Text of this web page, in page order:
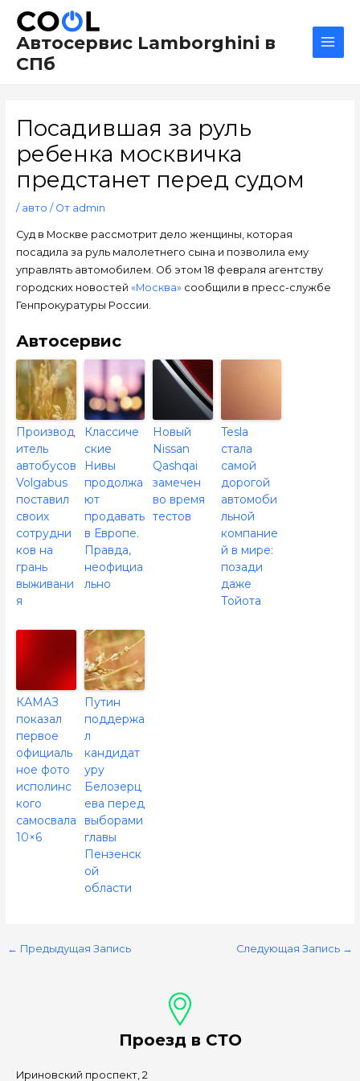
содержимому
Автосервис Lamborghini в
СПб
Посадившая за руль
ребенка москвичка
предстанет перед судом
/ авто / От admin
Суд в Москве рассмотрит дело женщины, которая
посадила за руль малолетнего сына и позволила ему
управлять автомобилем. Об этом 18 февраля агентству
городских новостей «Москва»сообщили в пресс-службе
Генпрокуратуры России.
Автосервис
Производ
итель
автобусов
Volgabus
поставил
своих
сотрудни
ков на
грань
выживани
я
Классиче
ские
Нивы
продолжа
ют
продавать
в Европе.
Правда,
неофициа
льно
Новый
Nissan
Qashqai
замечен
во время
тестов
Tesla
стала
самой
дорогой
автомоби
льной
компание
й в мире:
позади
даже
Тойота
КАМАЗ
показал
первое
официаль
ное фото
исполинс
кого
самосвала
10×6
Путин
поддержа
л
кандидат
уру
Белозерц
ева перед
выборами
главы
Пензенск
ой
области
по
записям
← Предыдущая Запись Следующая Запись →
Проезд в СТО
Ириновский проспект, 2